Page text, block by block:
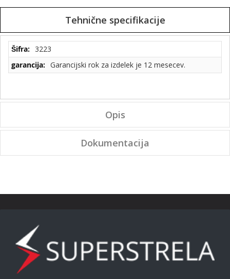
Tehnične specifikacije
Tehnične
specifikacije
3223
Garancijski rok za izdelek je 12 mesecev.
Opis
Dokumentacija